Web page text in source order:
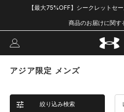
【最大75%OFF】シークレットセ
商品のお届けに関す
アジア限定 メンズ
絞り込み検索